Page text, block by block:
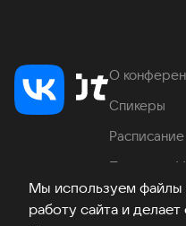
Мы используем файлы
работу сайта и
О
Спикеры
Расписание
Продукты
Место